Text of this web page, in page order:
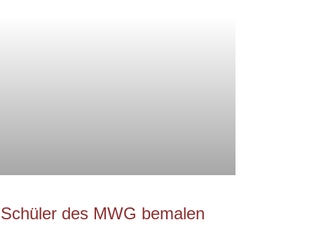
des MWG bemalen